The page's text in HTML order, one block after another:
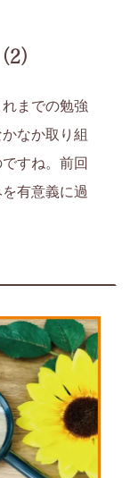
）
までの勉強
なか取り組
すね。前回
有意義に過